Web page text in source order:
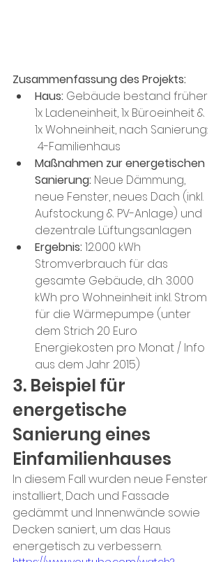
Zusammenfassung des Projekts:
Haus: Gebäude bestand früher
1x Ladeneinheit, 1x Büroeinheit &
1x Wohneinheit, nach Sanierung:
4-Familienhaus
Maßnahmen zur energetischen
Sanierung: Neue Dämmung,
neue Fenster, neues Dach (inkl.
Aufstockung & PV-Anlage) und
dezentrale Lüftungsanlagen
Ergebnis: 12.000 kWh
Stromverbrauch für das
gesamte Gebäude, d.h. 3.000
kWh pro Wohneinheit inkl. Strom
für die Wärmepumpe (unter
dem Strich 20 Euro
Energiekosten pro Monat / Info
aus dem Jahr 2015)
3. Beispiel für
energetische
Sanierung eines
Einfamilienhauses
In diesem Fall wurden neue Fenster
installiert, Dach und Fassade
gedämmt und Innenwände sowie
Decken saniert, um das Haus
energetisch zu verbessern.